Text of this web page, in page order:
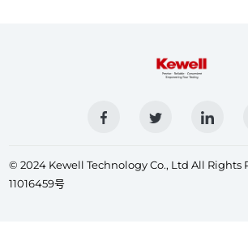
© 2024 Kewell Technology Co., Ltd All Rights
11016459号